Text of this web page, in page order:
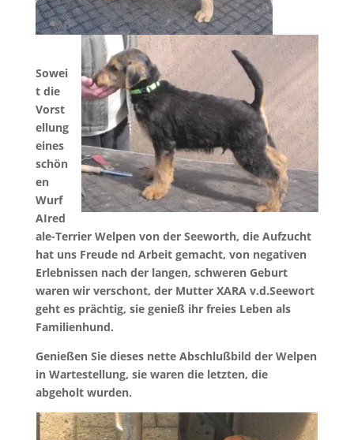
Sowei
t die
Vorst
ellung
eines
schön
en
Wurf
AIred
ale-Terrier Welpen von der Seeworth, die Aufzucht
hat uns Freude nd Arbeit gemacht, von negativen
Erlebnissen nach der langen, schweren Geburt
waren wir verschont, der Mutter XARA v.d.Seewort
geht es prächtig, sie genieß ihr freies Leben als
Familienhund.
Genießen Sie dieses nette Abschlußbild der Welpen
in Wartestellung, sie waren die letzten, die
abgeholt wurden.